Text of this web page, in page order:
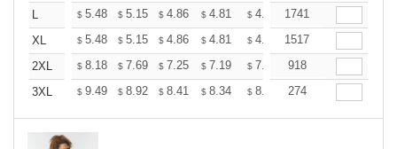
L
$ 5.48 $ 5.15 $ 4.86 $ 4.81 $ 4.73 $4.69
1741
XL
$ 5.48 $ 5.15 $ 4.86 $ 4.81 $ 4.73 $4.69
1517
2XL
$ 8.18 $ 7.69 $ 7.25 $ 7.19 $ 7.07 $7.01
918
3XL
$ 9.49 $ 8.92 $ 8.41 $ 8.34 $ 8.20 $8.12
274